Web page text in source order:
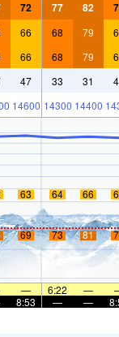
72 77 82
66 68 79
66 68 79
47 33 31
14600 14300 14400
63 64 66
69 73 81
— 6:22 —
8:53 — —